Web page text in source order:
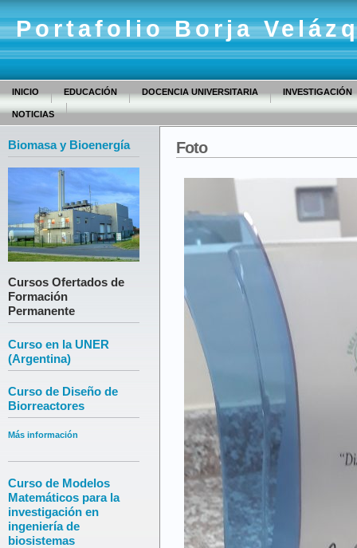
Portafolio Borja
INICIO EDUCACIÓN DOCENCIA UNIVERSITARIA INVESTIGACIÓN
NOTICIAS
Biomasa y Bioenergía
Cursos Ofertados de
Formación
Permanente
Curso en la UNER
(Argentina)
Curso de Diseño de
Biorreactores
Más información
Curso de Modelos
Matemáticos para la
investigación en
ingeniería de
biosistemas
Foto